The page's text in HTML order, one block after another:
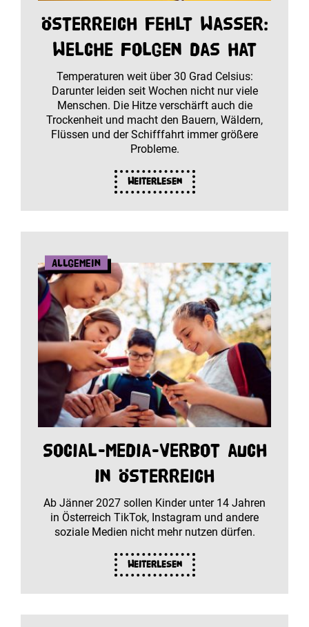
Österreich fehlt Wasser:
Welche Folgen das hat
Temperaturen weit über 30 Grad Celsius:
Darunter leiden seit Wochen nicht nur viele
Menschen. Die Hitze verschärft auch die
Trockenheit und macht den Bauern, Wäldern,
Flüssen und der Schifffahrt immer größere
Probleme.
Weiterlesen
Allgemein
Social-Media-Verbot auch
in Österreich
Ab Jänner 2027 sollen Kinder unter 14 Jahren
in Österreich TikTok, Instagram und andere
soziale Medien nicht mehr nutzen dürfen.
Weiterlesen